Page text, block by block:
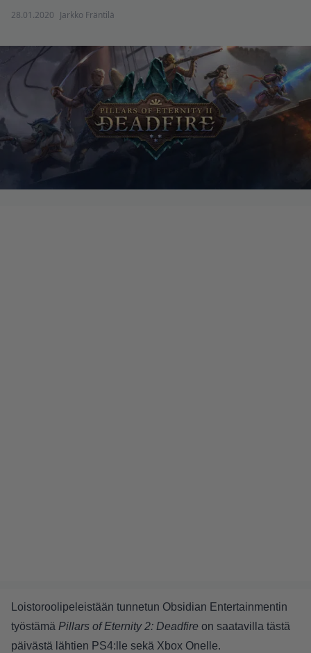
28.01.2020 Jarkko Fräntilä
Loistoroolipeleistään tunnetun Obsidian Entertainmentin
työstämä Pillars of Eternity 2: Deadfire on saatavilla tästä
päivästä lähtien PS4:lle sekä Xbox Onelle.